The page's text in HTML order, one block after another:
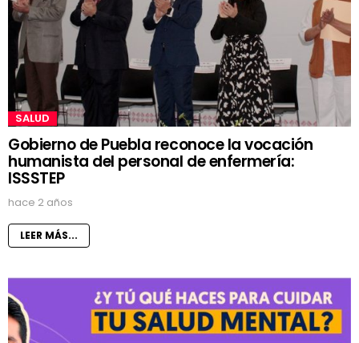
SALUD
Gobierno de Puebla reconoce la vocación
humanista del personal de enfermería:
ISSSTEP
hace 2 años
LEER MÁS...